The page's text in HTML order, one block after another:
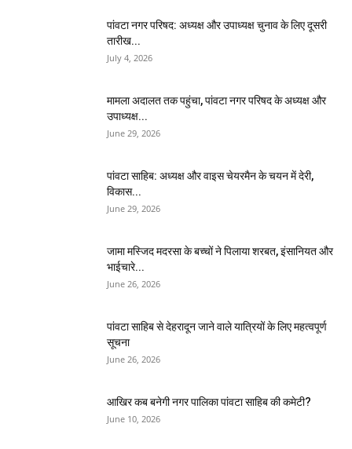
पांवटा नगर परिषद: अध्यक्ष और उपाध्यक्ष चुनाव के लिए दूसरी
तारीख...
July 4, 2026
मामला अदालत तक पहुंचा, पांवटा नगर परिषद के अध्यक्ष और
उपाध्यक्ष...
June 29, 2026
पांवटा साहिब: अध्यक्ष और वाइस चेयरमैन के चयन में देरी,
विकास...
June 29, 2026
जामा मस्जिद मदरसा के बच्चों ने पिलाया शरबत, इंसानियत और
भाईचारे...
June 26, 2026
पांवटा साहिब से देहरादून जाने वाले यात्रियों के लिए महत्वपूर्ण
सूचना
June 26, 2026
आखिर कब बनेगी नगर पालिका पांवटा साहिब की कमेटी?
June 10, 2026